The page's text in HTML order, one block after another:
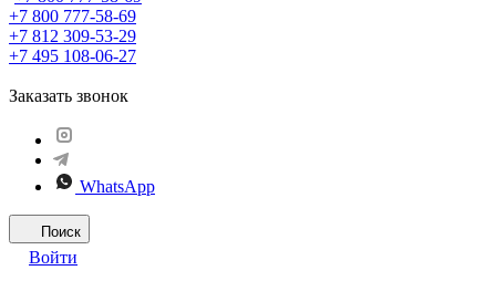
+7 800 777-58-69
+7 812 309-53-29
+7 495 108-06-27
Заказать звонок
WhatsApp
Поиск
Войти